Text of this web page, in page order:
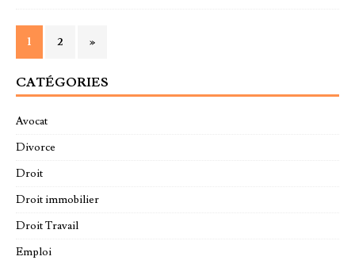
1 2 »
CATÉGORIES
Avocat
Divorce
Droit
Droit immobilier
Droit Travail
Emploi